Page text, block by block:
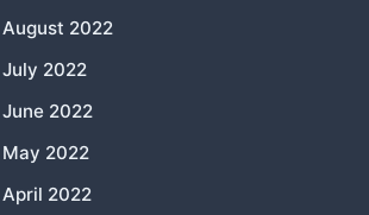
August 2022
July 2022
June 2022
May 2022
April 2022